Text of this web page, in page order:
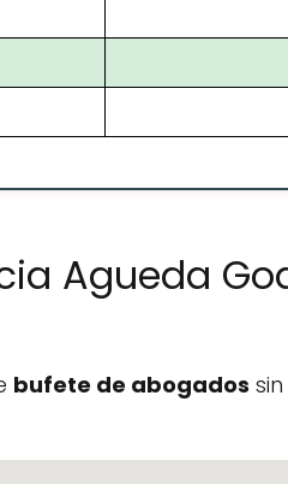
Agueda
bufete de abogados